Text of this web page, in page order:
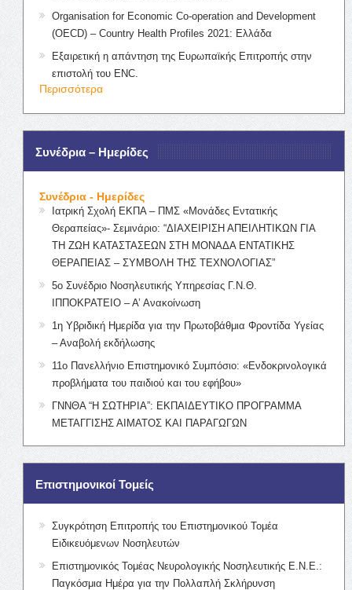
Organisation for Economic Co-operation and Development
(OECD) – Country Health Profiles 2021: Ελλάδα
Εξαιρετική η απάντηση της Ευρωπαϊκής Επιτροπής στην
επιστολή του ENC.
Περισσότερα
Συνέδρια – Ημερίδες
Συνέδρια - Ημερίδες
Ιατρική Σχολή ΕΚΠΑ – ΠΜΣ «Μονάδες Εντατικής
Θεραπείας»- Σεμινάριο: “ΔΙΑΧΕΙΡΙΣΗ ΑΠΕΙΛΗΤΙΚΩΝ ΓΙΑ
ΤΗ ΖΩΗ ΚΑΤΑΣΤΑΣΕΩΝ ΣΤΗ ΜΟΝΑΔΑ ΕΝΤΑΤΙΚΗΣ
ΘΕΡΑΠΕΙΑΣ – ΣΥΜΒΟΛΗ ΤΗΣ ΤΕΧΝΟΛΟΓΙΑΣ”
5ο Συνέδριο Νοσηλευτικής Υπηρεσίας Γ.Ν.Θ.
ΙΠΠΟΚΡΑΤΕΙΟ – Α’ Ανακοίνωση
1η Υβριδική Ημερίδα για την Πρωτοβάθμια Φροντίδα Υγείας
– Αναβολή εκδήλωσης
11ο Πανελλήνιο Επιστημονικό Συμπόσιο: «Ενδοκρινολογικά
προβλήματα του παιδιού και του εφήβου»
ΓΝΝΘΑ “Η ΣΩΤΗΡΙΑ”: ΕΚΠΑΙΔΕΥΤΙΚΟ ΠΡΟΓΡΑΜΜΑ
ΜΕΤΑΓΓΙΣΗΣ ΑΙΜΑΤΟΣ ΚΑΙ ΠΑΡΑΓΩΓΩΝ
Επιστημονικοί Τομείς
Συγκρότηση Επιτροπής του Επιστημονικού Τομέα
Ειδικευόμενων Νοσηλευτών
Επιστημονικός Τομέας Νευρολογικής Νοσηλευτικής Ε.Ν.Ε.:
Παγκόσμια Ημέρα για την Πολλαπλή Σκλήρυνση